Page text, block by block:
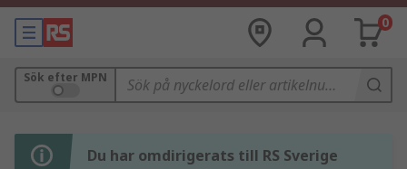
0
Sök efter MPN
Du har omdirigerats till RS Sverige